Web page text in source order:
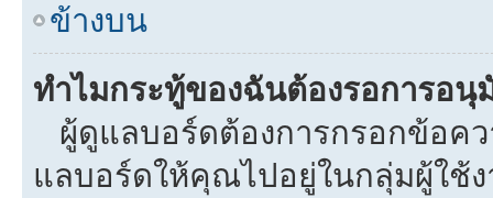
ข้างบน
ทำไมกระทู้ของฉันต้องรอการอนุ
ผู้ดูแลบอร์ดต้องการกรอกข้อค
แลบอร์ดให้คุณไปอยู่ในกลุ่มผู้ใช้